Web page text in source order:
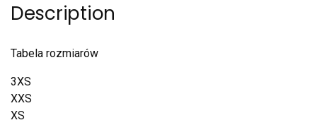
Description
Tabela rozmiarów
3XS
XXS
XS